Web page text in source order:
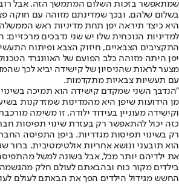
שמתאפשר בזכות השלום המתמשך הזה. אבל רוב
בשלום שלהם, ובכך שמדינתם מזוהה עם חוקה
היא כיצד תיראה יפן תחת מדיניות ראש הממשלה
למדיניות הנוכחית שלו יש שני נדבכים
התקציבים הצבאיים, חיזוק הצבא ופיתוח
יפן היתה מזוהה כלב הפועם של האוונגרד
מצער לראות שהניסיון של קישידה יביא לכך
עם תעשיות צבאיות מתקדמות.
"הנדבך השני שמקדם קישידה הוא תמיכה בשינוי
מן הידועות שיפן היא מהמדינות שמזדקנות
וקישידה מעוניין בעידוד ילודה. זו משימה
כזה יכול להתאפשר רק בעזרת שינוי תפיסות
רק בשינוי תפיסות מגדריות. ביפן התפיסה
הוא תובעני ונושא אחריות אולטימטיבית. ברור
את ילדיהם יותר מכל, אבל בשונה למשל
בילדים מקור כוח ובהבאתם לעולם חלק
החשש מגידול הילדים הפך את הבאתם לעולם